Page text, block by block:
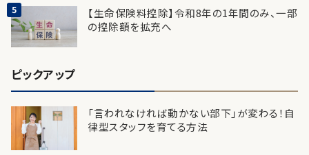
【生命保険料控除】令和8年の1年間のみ、一部
の控除額を拡充へ
ピックアップ
「言われなければ動かない部下」が変わる！自
律型スタッフを育てる方法